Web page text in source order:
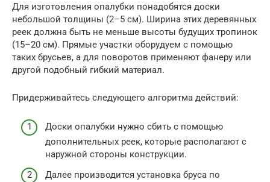
Для изготовления опалубки понадобятся доски
небольшой толщины (2–5 см). Ширина этих деревянных
реек должна быть не меньше высоты будущих тропинок
(15–20 см). Прямые участки оборудуем с помощью
таких брусьев, а для поворотов применяют фанеру или
другой подобный гибкий материал.
Придерживайтесь следующего алгоритма действий:
Доски опалубки нужно сбить с помощью
дополнительных реек, которые располагают с
наружной стороны конструкции.
Далее производится установка бруса по